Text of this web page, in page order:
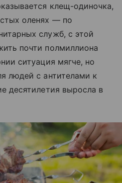
клещ-одиночка,
оленях — по
служб, с этой
почти полмиллиона
ситуация мягче, но
людей с антителами к
десятилетия выросла в